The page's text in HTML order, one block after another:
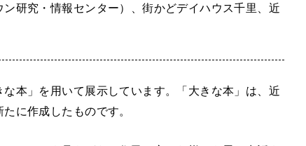
研究・情報センター）、街かどデイハウス千里、近
本」を用いて展示しています。「大きな本」は、近
に作成したものです。